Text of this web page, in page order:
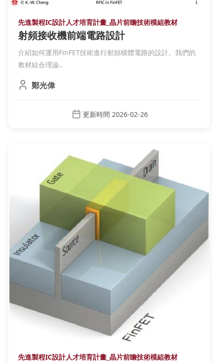
先進製程IC設計人才培育計畫_晶片前瞻技術模組教材
射頻接收機前端電路設計
介紹如何運用FinFET技術進行射頻積體電路的設計。我們的
教材結合理論..
鄭光偉
更新時間 2026-02-26
先進製程IC設計人才培育計畫_晶片前瞻技術模組教材